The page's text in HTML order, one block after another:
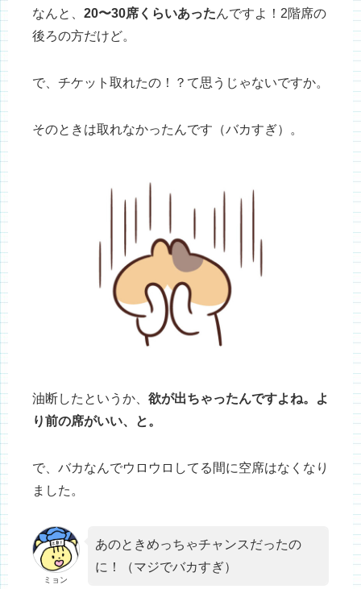
なんと、 20〜30席くらいあったんですよ！2階席の
後ろの方だけど。
で、チケット取れたの！？て思うじゃないですか。
そのときは取れなかったんです（バカすぎ）。
油断したというか、 欲が出ちゃったんですよね。よ
り前の席がいい、と。
で、バカなんでウロウロしてる間に空席はなくなり
ました。
ミョン
あのときめっちゃチャンスだったの
に！（マジでバカすぎ）